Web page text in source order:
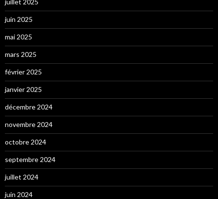
juillet 2025
juin 2025
mai 2025
mars 2025
février 2025
janvier 2025
décembre 2024
novembre 2024
octobre 2024
septembre 2024
juillet 2024
juin 2024